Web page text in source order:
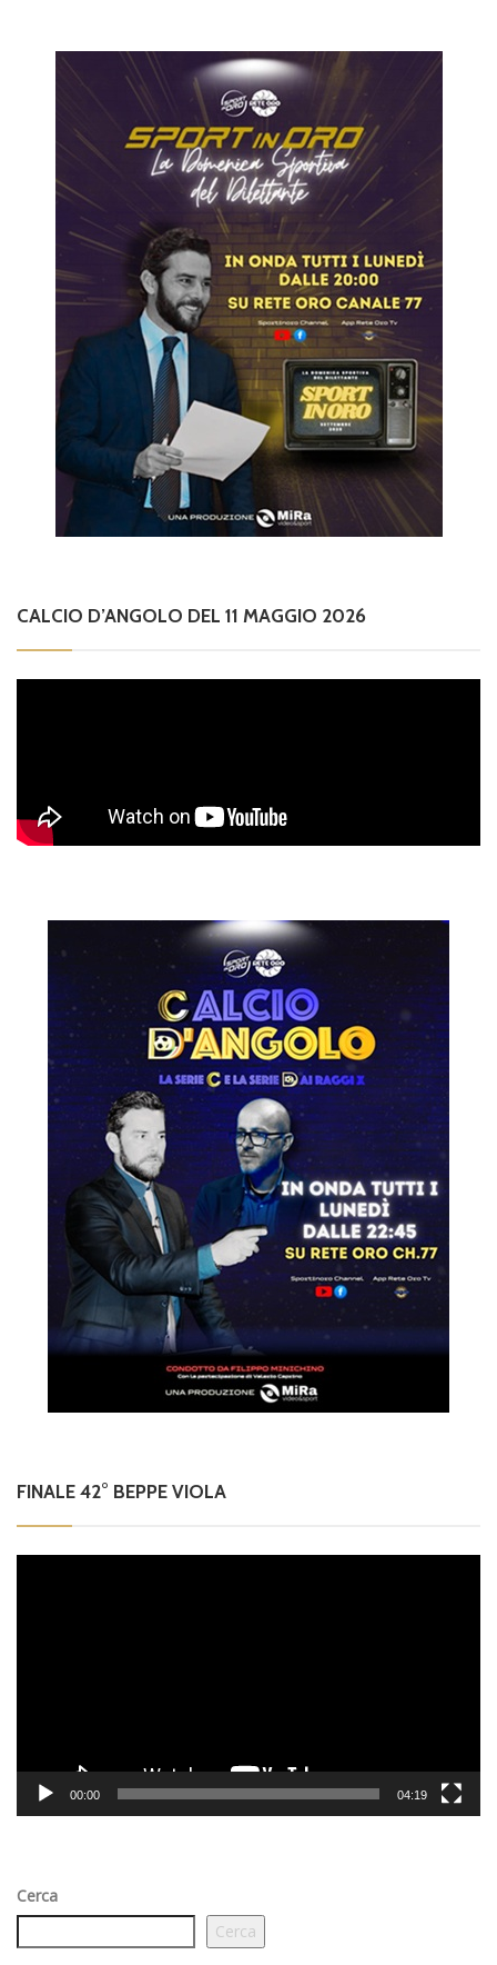
CALCIO D’ANGOLO DEL 11 MAGGIO 2026
FINALE 42° BEPPE VIOLA
00:00 04:19
Cerca
Cerca